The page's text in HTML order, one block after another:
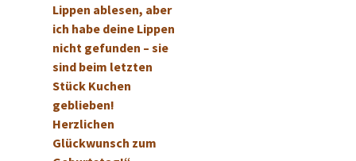
Lippen ablesen, aber
ich habe deine Lippen
nicht gefunden – sie
sind beim letzten
Stück Kuchen
geblieben!
Herzlichen
Glückwunsch zum